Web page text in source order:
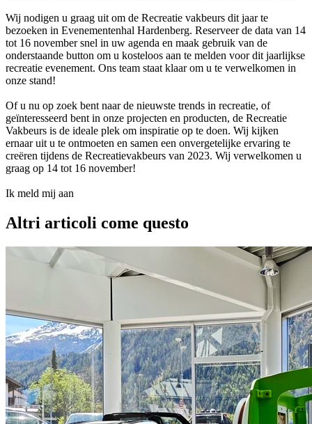
Wij nodigen u graag uit om de Recreatie vakbeurs dit jaar te
bezoeken in Evenementenhal Hardenberg. Reserveer de data van 14
tot 16 november snel in uw agenda en maak gebruik van de
onderstaande button om u kosteloos aan te melden voor dit jaarlijkse
recreatie evenement. Ons team staat klaar om u te verwelkomen in
onze stand!
Of u nu op zoek bent naar de nieuwste trends in recreatie, of
geïnteresseerd bent in onze projecten en producten, de Recreatie
Vakbeurs is de ideale plek om inspiratie op te doen. Wij kijken
ernaar uit u te ontmoeten en samen een onvergetelijke ervaring te
creëren tijdens de Recreatievakbeurs van 2023. Wij verwelkomen u
graag op 14 tot 16 november!
Ik meld mij aan
Altri articoli come questo